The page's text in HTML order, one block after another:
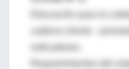
Requerimientos del